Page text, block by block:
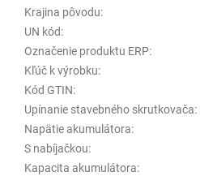
Krajina pôvodu:
UN kód:
Označenie produktu ERP:
Kľúč k výrobku:
Kód GTIN:
Upínanie stavebného skrutkovača:
Napätie akumulátora:
S nabíjačkou:
Kapacita akumulátora: